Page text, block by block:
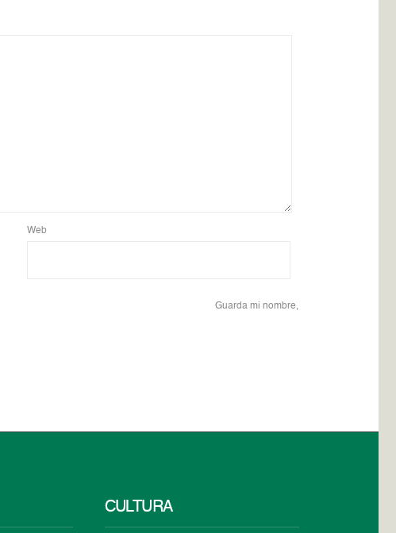
Web
Guarda mi nombre,
CULTURA